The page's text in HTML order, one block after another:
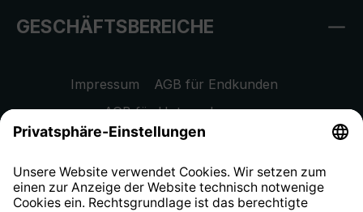
GESCHÄFTSBEREICHE
Impressum
AGB für Endkunden
AGB für Unternehmen
Datenschutzhinweis
Widerrufsrecht
Hinweisgeberschutzsystem